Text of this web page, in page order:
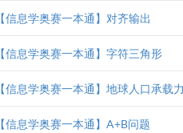
【信息学奥赛一本通】对齐输出
【信息学奥赛一本通】字符三角形
【信息学奥赛一本通】地球人口承载
【信息学奥赛一本通】A+B问题